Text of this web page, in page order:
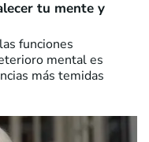
tu mente y
funciones
mental es
más temidas